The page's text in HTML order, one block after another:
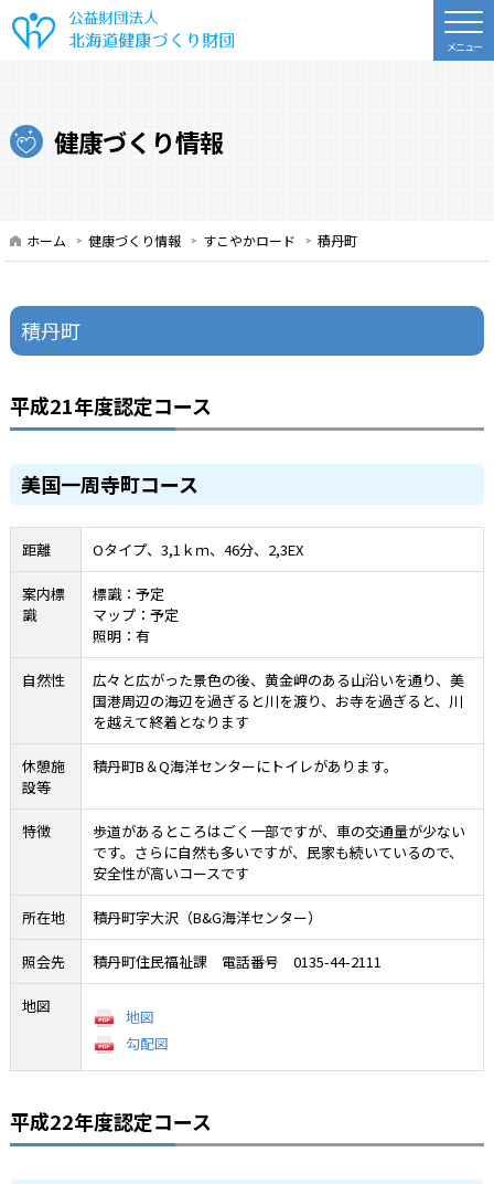
公益財団法人 北海道健康づくり財
健康づくり情報
ホーム 健康づくり情報 すこやかロード 積丹町
積丹町
平成21年度認定コース
美国一周寺町コース
距離 Oタイプ、3,1ｋｍ、46分、2,3EX
案内標
識
標識：予定
マップ：予定
照明：有
自然性
広々と広がった景色の後、黄金岬のある山沿いを通り、美
国港周辺の海辺を過ぎると川を渡り、お寺を過ぎると、川
を越えて終着となります
休憩施
設等
積丹町B＆Q海洋センターにトイレがあります。
特徴
歩道があるところはごく一部ですが、車の交通量が少ない
です。さらに自然も多いですが、民家も続いているので、
安全性が高いコースです
所在地 積丹町字大沢（B&G海洋センター）
照会先 積丹町住民福祉課 電話番号 0135-44-2111
地図
地図
勾配図
平成22年度認定コース